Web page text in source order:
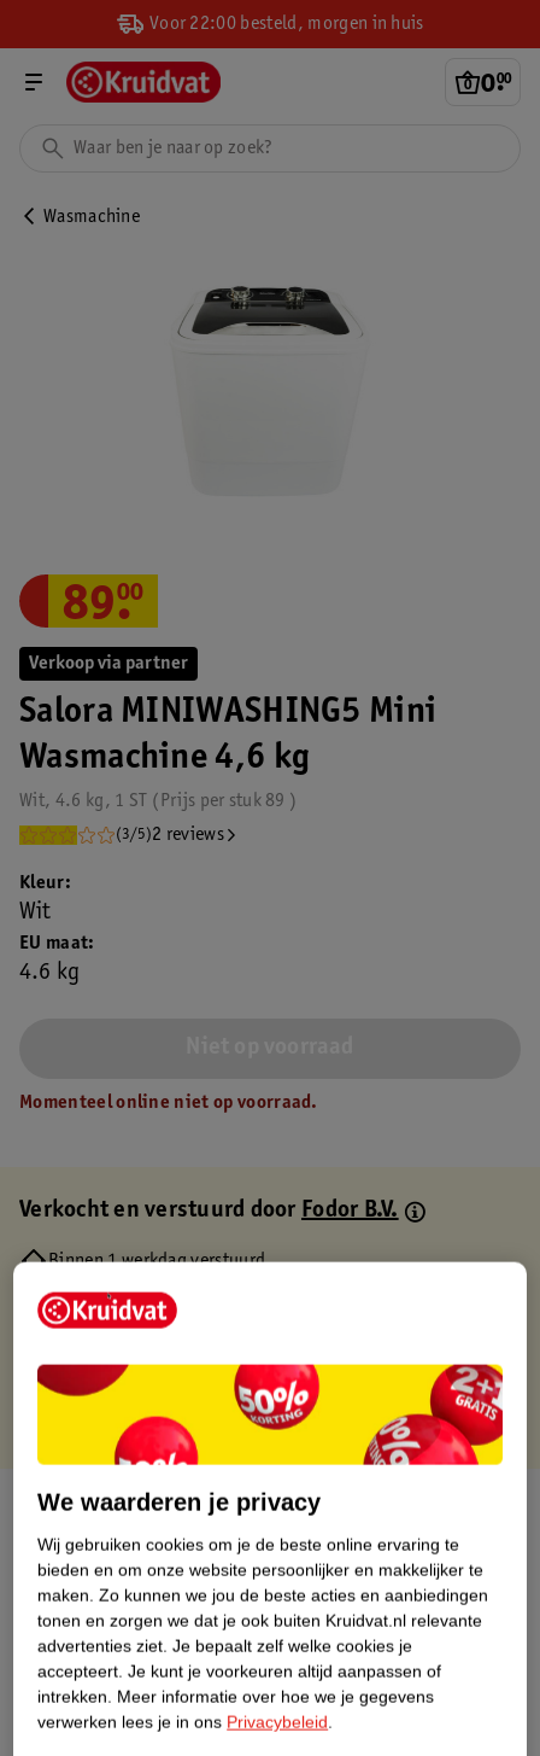
Voor 22:00 besteld, morgen in huis
0.
00
Wasmachine
Verkoop via partner
Salora MINIWASHING5 Mini
Wasmachine 4,6 kg
Wit, 4.6 kg, 1 ST 89
Prijs per stuk
(3/5)2 reviews
89.
00
EU maat
4.6 kg
Kleur
Wit
Momenteel online niet op voorraad.
Verkocht en verstuurd doorFodor B.V.
Binnen 1 werkdag verstuurd
Gratis thuisbezorgd
Gratis retourneren via verkooppartner.
Over dit product
Productinformatie
Etiketinformatie
Nature Impact Score
We waarderen je privacy
Wij gebruiken cookies om je de beste online ervaring te
bieden en om onze website persoonlijker en makkelijker te
maken. Zo kunnen we jou de beste acties en aanbiedingen
tonen en zorgen we dat je ook buiten Kruidvat.nl relevante
advertenties ziet. Je bepaalt zelf welke cookies je
accepteert. Je kunt je voorkeuren altijd aanpassen of
intrekken. Meer informatie over hoe we je gegevens
verwerken lees je in ons Privacybeleid.